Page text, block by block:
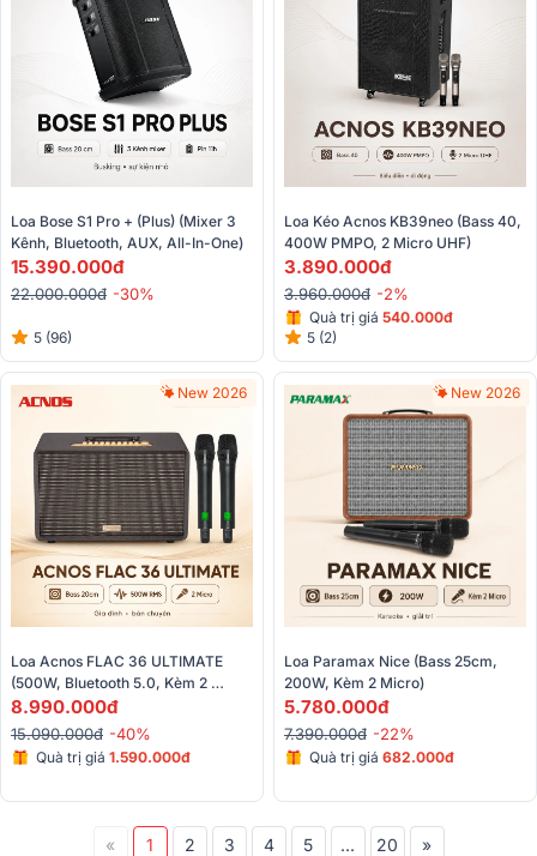
Loa Bose S1 Pro + (Plus) (Mixer 3
Kênh, Bluetooth, AUX, All-In-One)
15.390.000đ
22.000.000đ -30%
5 (96)
Loa Kéo Acnos KB39neo (Bass 40,
400W PMPO, 2 Micro UHF)
3.890.000đ
3.960.000đ -2%
Quà trị giá 540.000đ
5 (2)
New 2026
Loa Acnos FLAC 36 ULTIMATE
(500W, Bluetooth 5.0, Kèm 2
Micro)
8.990.000đ
15.090.000đ -40%
Quà trị giá 1.590.000đ
New 2026
Loa Paramax Nice (Bass 25cm,
200W, Kèm 2 Micro)
5.780.000đ
7.390.000đ -22%
Quà trị giá 682.000đ
« 1 2 3 4 5 ... 20 »